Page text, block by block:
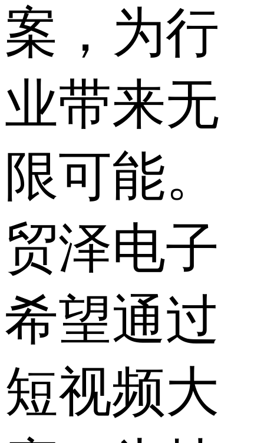
案，为行
业带来无
限可能。
贸泽电子
希望通过
短视频大